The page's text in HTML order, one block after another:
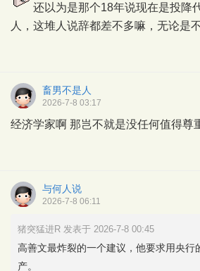
还以为是那个18年说现在是投降
人，这堆人说辞都差不多嘛，无论是
畜男不是人
2026-7-8 03:17
经济学家啊 那岂不就是没任何值得尊
与何人说
2026-7-8 06:11
猪突猛进R 发表于 2026-7-8 00:45
高善文最炸裂的一个建议，他要求用央行
产。